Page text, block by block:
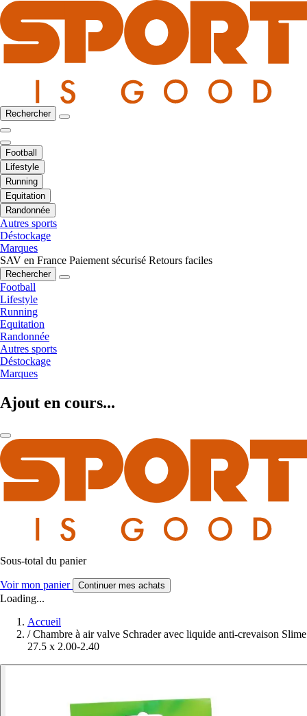
Rechercher
Football
Lifestyle
Running
Equitation
Randonnée
Autres sports
Déstockage
Marques
SAV en France Paiement sécurisé Retours faciles
Rechercher
Football
Lifestyle
Running
Equitation
Randonnée
Autres sports
Déstockage
Marques
Ajout en cours...
Sous-total du panier
Voir mon panier Continuer mes achats
Loading...
Accueil
/ Chambre à air valve Schrader avec liquide anti-crevaison Slime
27.5 x 2.00-2.40